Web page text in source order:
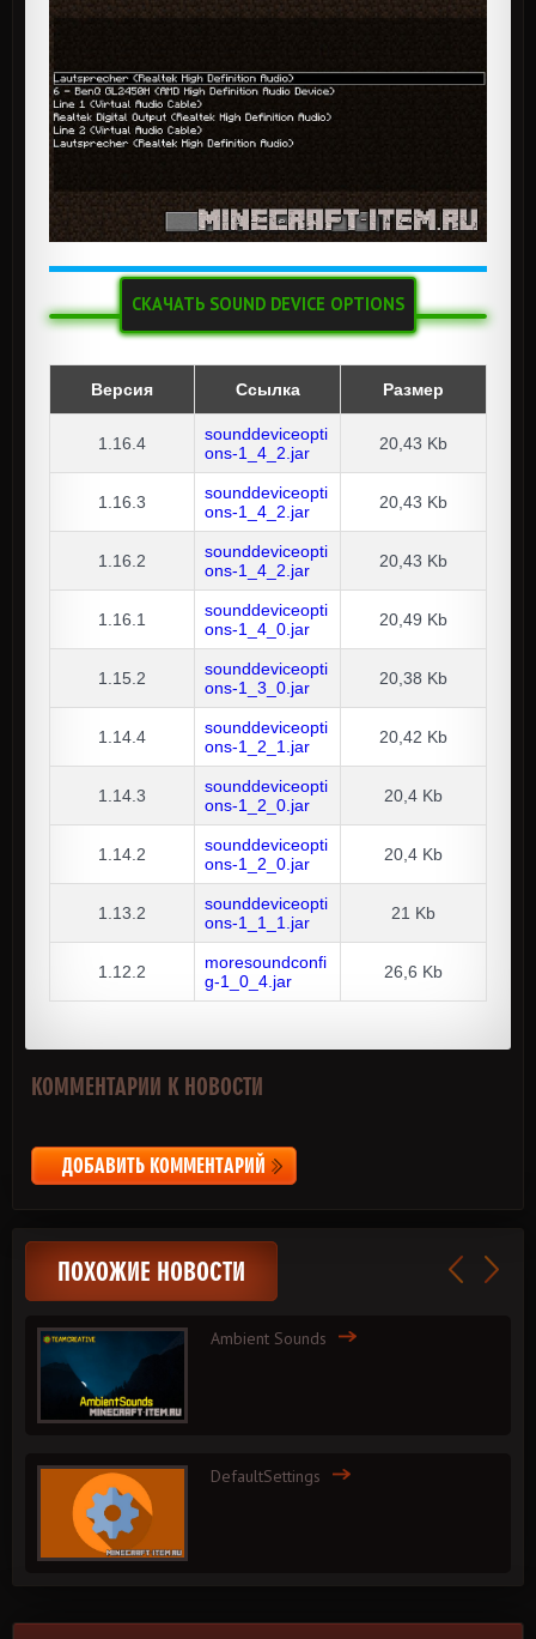
СКАЧАТЬ SOUND DEVICE OPTIONS
Версия Ссылка Размер
1.16.4
sounddeviceopti
ons-1_4_2.jar
20,43 Kb
1.16.3
sounddeviceopti
ons-1_4_2.jar
20,43 Kb
1.16.2
sounddeviceopti
ons-1_4_2.jar
20,43 Kb
1.16.1
sounddeviceopti
ons-1_4_0.jar
20,49 Kb
1.15.2
sounddeviceopti
ons-1_3_0.jar
20,38 Kb
1.14.4
sounddeviceopti
ons-1_2_1.jar
20,42 Kb
1.14.3
sounddeviceopti
ons-1_2_0.jar
20,4 Kb
1.14.2
sounddeviceopti
ons-1_2_0.jar
20,4 Kb
1.13.2
sounddeviceopti
ons-1_1_1.jar
21 Kb
1.12.2
moresoundconfi
g-1_0_4.jar
26,6 Kb
КОММЕНТАРИИ К НОВОСТИ
ДОБАВИТЬ КОММЕНТАРИЙ
ПОХОЖИЕ НОВОСТИ
Ambient Sounds
DefaultSettings